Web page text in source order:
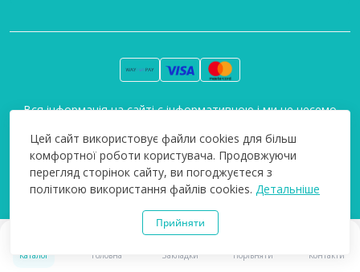
Каталог Головна Закладки
0
Порівняти Контакти
Вся інформація на сайті є інформативною і ми не несемо
2026
Цей сайт використовує файли cookies для більш
комфортної роботи користувача. Продовжуючи
перегляд сторінок сайту, ви погоджуєтеся з
політикою використання файлів cookies. Детальніше
Прийняти